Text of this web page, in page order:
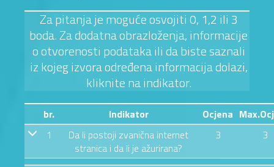
Za pitanja je moguće osvojiti 0, 1,2 ili 3
boda. Za dodatna obrazloženja, informacije
o otvorenosti podataka ili da biste saznali
iz kojeg izvora određena informacija dolazi,
kliknite na indikator.
br. Indikator Ocjena
1
Da li postoji zvanična internet
stranica i da li je ažurirana?
3 3